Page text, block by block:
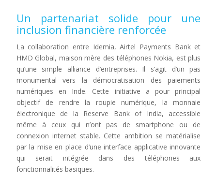
Un partenariat solide pour une
inclusion financière renforcée
La collaboration entre Idemia, Airtel Payments Bank et
HMD Global, maison mère des téléphones Nokia, est plus
qu’une simple alliance d’entreprises. Il s’agit d’un pas
monumental vers la démocratisation des paiements
numériques en Inde. Cette initiative a pour principal
objectif de rendre la roupie numérique, la monnaie
électronique de la Reserve Bank of India, accessible
même à ceux qui n’ont pas de smartphone ou de
connexion internet stable. Cette ambition se matérialise
par la mise en place d’une interface applicative innovante
qui serait intégrée dans des téléphones aux
fonctionnalités basiques.